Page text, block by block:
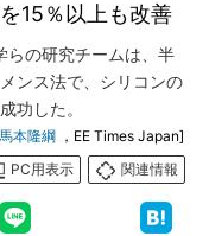
15％以上も改善
らの研究チームは、半
ンス法で、シリコンの
功した。
馬本隆綱 ，EE Times Japan]
PC用表示
関連情報